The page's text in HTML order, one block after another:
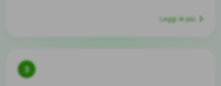
Leggi di più
3